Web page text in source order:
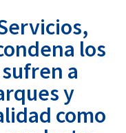
los
a
y
como